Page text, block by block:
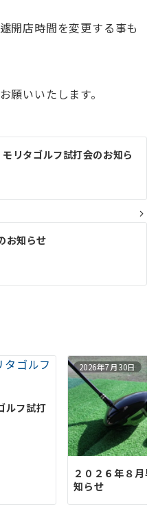
開店時間を変更する事も
願いいたします。
リタゴルフ試打会のお知ら
お知らせ
ルフ試打
2026年7月30日
２０２６年８月
知らせ